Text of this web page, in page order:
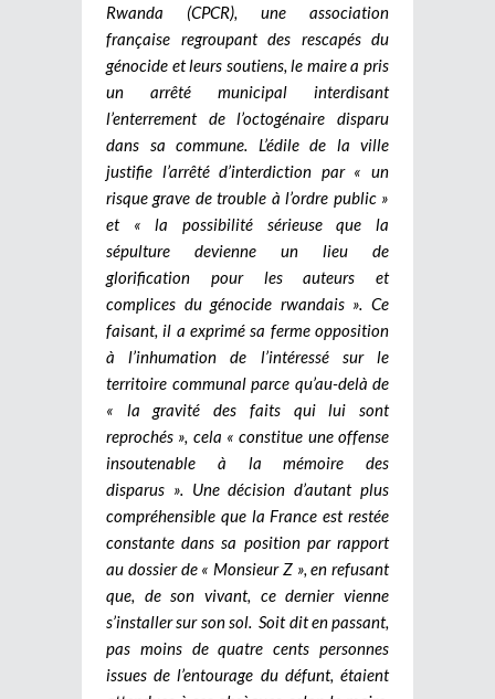
Rwanda (CPCR), une association
française regroupant des rescapés du
génocide et leurs soutiens, le maire a pris
un arrêté municipal interdisant
l’enterrement de l’octogénaire disparu
dans sa commune. L’édile de la ville
justifie l’arrêté d’interdiction par « un
risque grave de trouble à l’ordre public »
et « la possibilité sérieuse que la
sépulture devienne un lieu de
glorification pour les auteurs et
complices du génocide rwandais ». Ce
faisant, il a exprimé sa ferme opposition
à l’inhumation de l’intéressé sur le
territoire communal parce qu’au-delà de
« la gravité des faits qui lui sont
reprochés », cela « constitue une offense
insoutenable à la mémoire des
disparus ». Une décision d’autant plus
compréhensible que la France est restée
constante dans sa position par rapport
au dossier de « Monsieur Z », en refusant
que, de son vivant, ce dernier vienne
s’installer sur son sol. Soit dit en passant,
pas moins de quatre cents personnes
issues de l’entourage du défunt, étaient